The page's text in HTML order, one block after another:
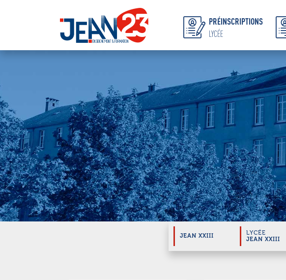
PRÉINSCRIPTIONS
LYCÉE
JEAN XXIII
LYCÉE
JEAN XXIII